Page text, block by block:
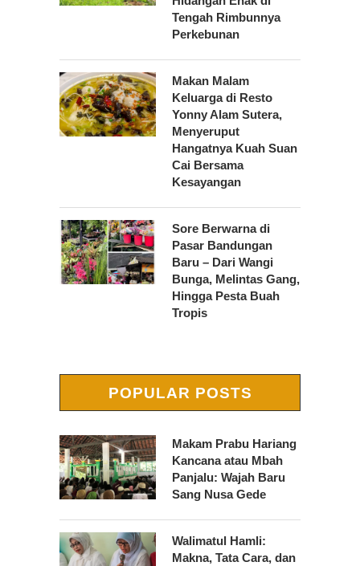
Tengah Rimbunnya
Perkebunan
Makan Malam
Keluarga di Resto
Yonny Alam Sutera,
Menyeruput
Hangatnya Kuah Suan
Cai Bersama
Kesayangan
Sore Berwarna di
Pasar Bandungan
Baru – Dari Wangi
Bunga, Melintas Gang,
Hingga Pesta Buah
Tropis
POPULAR POSTS
Makam Prabu Hariang
Kancana atau Mbah
Panjalu: Wajah Baru
Sang Nusa Gede
Walimatul Hamli:
Makna, Tata Cara, dan